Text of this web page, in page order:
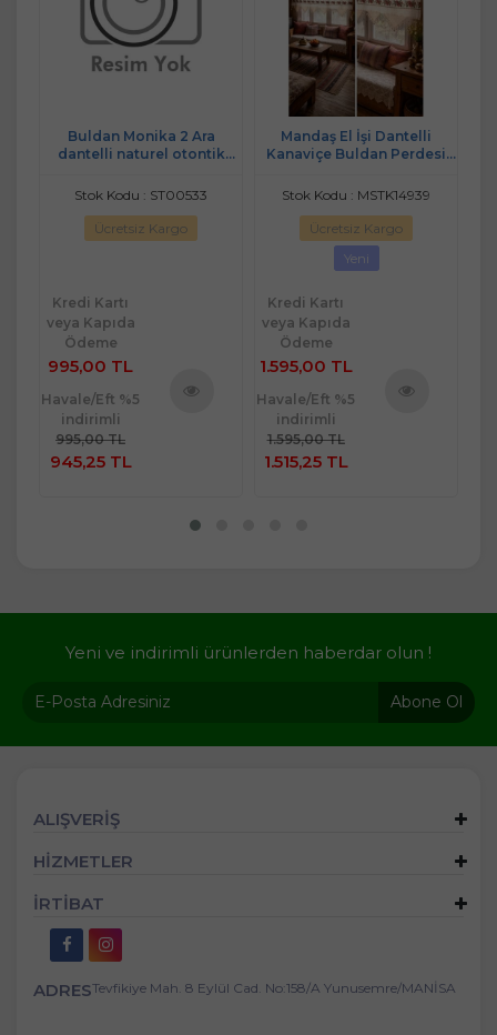
Buldan Monika 2 Ara
dantelli naturel otontik
Stok Kodu : ST00533
Ücretsiz Kargo
Kredi Kartı
veya Kapıda
Ödeme
995,00 TL
Havale/Eft %5
indirimli
995,00 TL
945,25 TL
Mandaş El İşi Dantelli
Kanaviçe Buldan Perdesi
Stok Kodu : MSTK14939
Ücretsiz Kargo
Yeni
Kredi Kartı
veya Kapıda
Ödeme
1.595,00 TL
Havale/Eft %5
indirimli
1.595,00 TL
1.515,25 TL
Yeni ve indirimli ürünlerden haberdar olun !
Abone Ol
ALIŞVERİŞ
HİZMETLER
İRTİBAT
ADRESTevfikiye Mah. 8 Eylül Cad. No:158/A Yunusemre/MANİSA